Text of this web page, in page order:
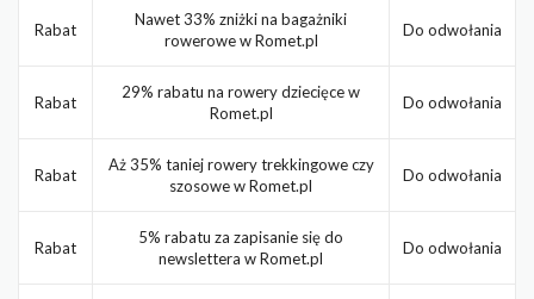
Rabat
Nawet 33% zniżki na bagażniki
rowerowe w Romet.pl
Do odwołania
Rabat
29% rabatu na rowery dziecięce w
Romet.pl
Do odwołania
Rabat
Aż 35% taniej rowery trekkingowe czy
szosowe w Romet.pl
Do odwołania
Rabat
5% rabatu za zapisanie się do
newslettera w Romet.pl
Do odwołania